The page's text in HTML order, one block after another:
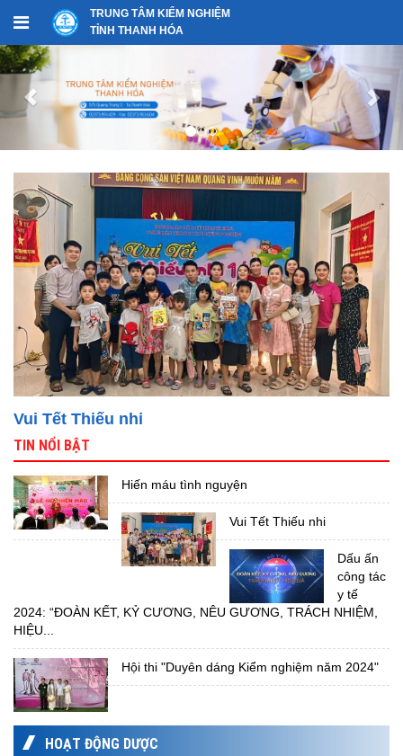
TRUNG TÂM KIỂM NGHIỆM
TỈNH THANH HÓA
Vui Tết Thiếu nhi
TIN NỔI BẬT
Hiến máu tình nguyện
Vui Tết Thiếu nhi
Dấu ấn
công tác
y tế
2024: “ĐOÀN KẾT, KỶ CƯƠNG, NÊU GƯƠNG, TRÁCH NHIỆM,
HIỆU...
Hội thi "Duyên dáng Kiểm nghiệm năm 2024"
HOẠT ĐỘNG DƯỢC